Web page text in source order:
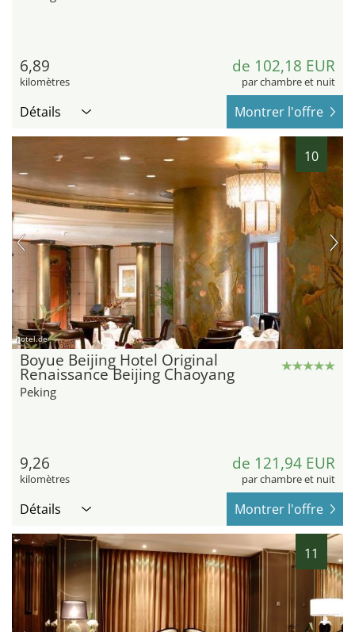
6,89
kilomètres
de 102,18 EUR
par chambre et nuit
Détails Montrer l'offre
10
hotel.de
Boyue Beijing Hotel Original
Renaissance Beijing Chaoyang
Peking
9,26
kilomètres
de 121,94 EUR
par chambre et nuit
Détails Montrer l'offre
11